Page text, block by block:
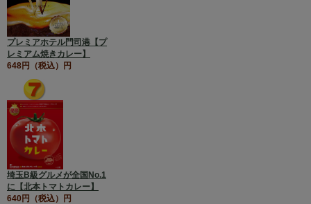
プレミアホテル門司港【プ
レミアム焼きカレー】
648円（税込）円
埼玉B級グルメが全国No.1
に【北本トマトカレー】
640円（税込）円